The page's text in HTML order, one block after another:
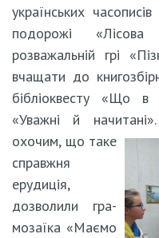
українських
подорожі
розважальній грі
вчащати до
бібліоквесту «Що в
«Уважні й
охочим, що таке
справжня
ерудиція,
дозволили гра-
мозаїка «Маємо